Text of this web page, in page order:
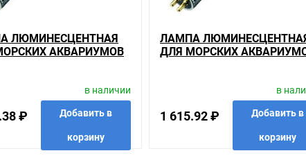
на безопасность и качество продукции. Так же цена - 1
T5 с цоколем G5
качества. Мы работаем с проверенными поставщиками,
вы всегда можете выбрать наиболее удобный. Лампа
в пункте выдачи, или заказать курьерскую доставку до двери.
ЛЮМИНЕСЦЕНТНАЯ
АКВАРИУМОВ
₽
в наличии
Добавить в
корзину
ЛАМПА
ДЛЯ МОРСКИХ
1 615.92 ₽
в
Добавить в
корзину